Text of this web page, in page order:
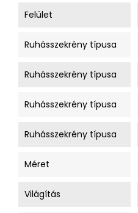
Felület
Ruhásszekrény típusa
Ruhásszekrény típusa
Ruhásszekrény típusa
Ruhásszekrény típusa
Méret
Világítás